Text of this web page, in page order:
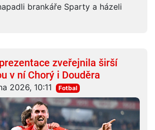
brankáře Sparty a házeli
zveřejnila širší
v ní Chorý i Douděra
2026, 10:11 Fotbal